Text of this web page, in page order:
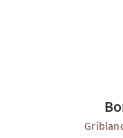
NOS COFFRETS